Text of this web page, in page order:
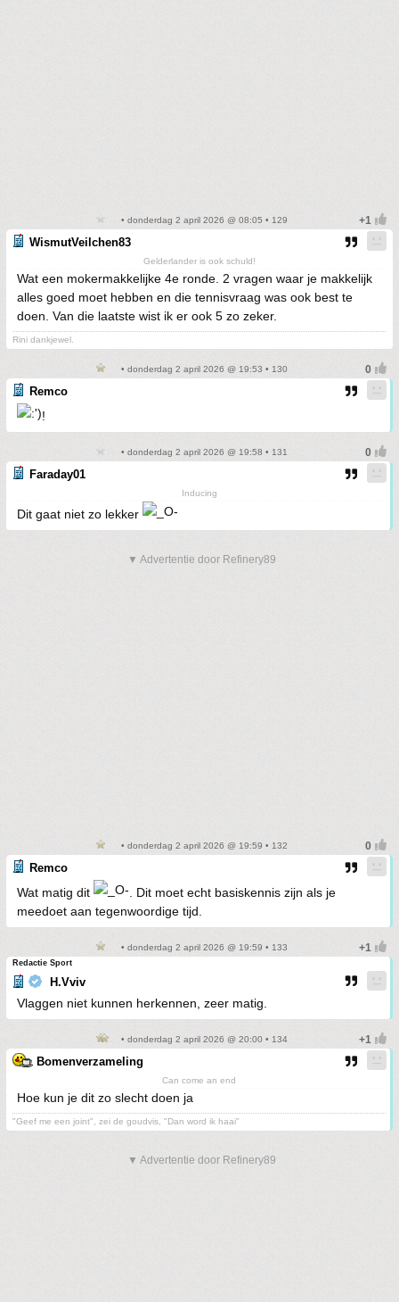
• donderdag 2 april 2026 @ 08:05 • 129
WismutVeilchen83
Gelderlander is ook schuld!
Wat een mokermakkelijke 4e ronde. 2 vragen waar je makkelijk
alles goed moet hebben en die tennisvraag was ook best te
doen. Van die laatste wist ik er ook 5 zo zeker.
Rini dankjewel.
• donderdag 2 april 2026 @ 19:53 • 130
Remco
!
• donderdag 2 april 2026 @ 19:58 • 131
Faraday01
Inducing
Dit gaat niet zo lekker
▼ Advertentie door Refinery89
• donderdag 2 april 2026 @ 19:59 • 132
Remco
Wat matig dit
. Dit moet echt basiskennis zijn als je
meedoet aan tegenwoordige tijd.
• donderdag 2 april 2026 @ 19:59 • 133
Redactie Sport
H.Vviv
Vlaggen niet kunnen herkennen, zeer matig.
• donderdag 2 april 2026 @ 20:00 • 134
Bomenverzameling
Can come an end
Hoe kun je dit zo slecht doen ja
"Geef me een joint", zei de goudvis, "Dan word ik haai"
▼ Advertentie door Refinery89